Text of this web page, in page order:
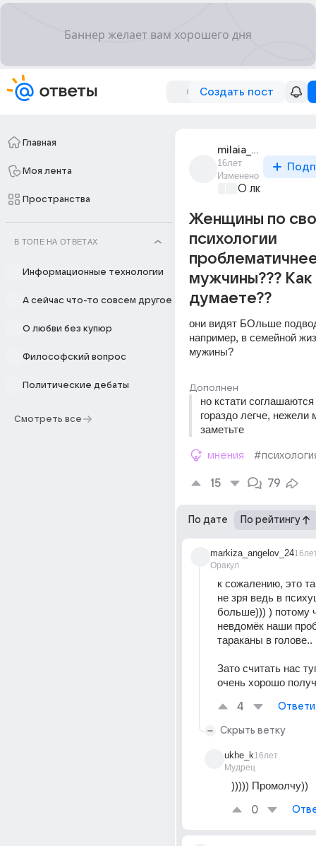
Создать пост
Главная
Моя лента
Пространства
В ТОПЕ НА ОТВЕТАХ
Информационные технологии
А сейчас что-то совсем другое
О любви без купюр
Философский вопрос
Политические дебаты
Смотреть все
milaia_190
16лет
Изменено
О любви без
Женщины по
психологии
мужчины??? Как
думаете??
они видят БОльше
например, в семейной
мужины?
Дополнен
но кстати
гораздо легче, нежели
заметьте
мнения
15 79
По дате По рейтингу
markiza_angelov_24
Оракул
к сожалению, это
не зря ведь в
больше))) ) потому
невдомёк наши
тараканы в
Зато считать нас
очень хорошо
4
Скрыть ветку
ukhe_k
Мудрец
16лет
))))) Промолчу))
0